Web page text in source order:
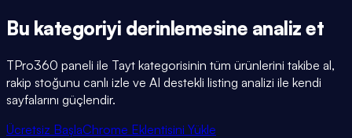
Bu kategoriyi derinlemesine analiz et
TPro360 paneli ile Tayt kategorisinin tüm ürünlerini takibe al,
rakip stoğunu canlı izle ve AI destekli listing analizi ile kendi
sayfalarını güçlendir.
Ücretsiz BaşlaChrome Eklentisini Yükle